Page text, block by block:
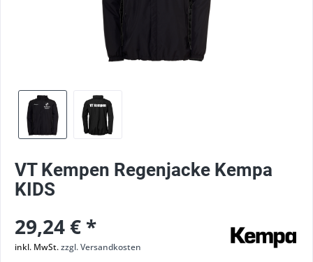
VT Kempen Regenjacke Kempa
KIDS
29,24 € *
inkl. MwSt.zzgl. Versandkosten